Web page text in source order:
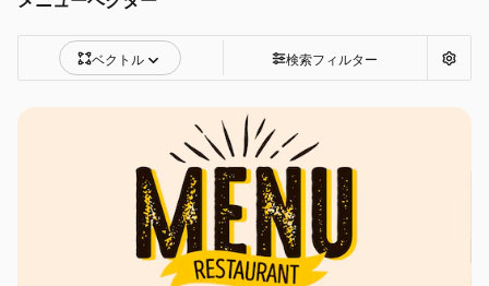
ベクトル 検索フィルター